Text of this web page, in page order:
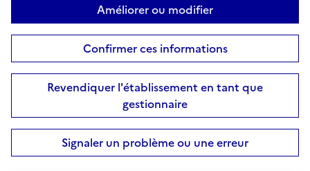
Améliorer ou modifier
Confirmer ces informations
Revendiquer l'établissement en tant que
gestionnaire
Signaler un problème ou une erreur